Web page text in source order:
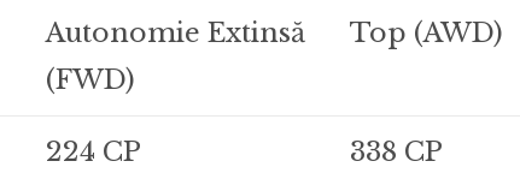
Autonomie Extinsă
(FWD)
Top (AWD)
224 CP 338 CP